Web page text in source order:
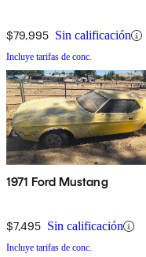
$79,995 Sin calificación
Incluye tarifas de conc.
1971 Ford Mustang
$7,495 Sin calificación
Incluye tarifas de conc.